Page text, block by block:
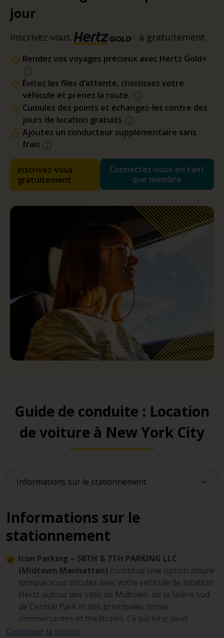
jour
Inscrivez-vous à gratuitement
Rendez vos voyages précieux avec Hertz Gold+
Évitez les files d’attente, choisissez votre
véhicule et prenez la route.
Cumulez des points et échangez-les contre des
jours de location gratuits
Ajoutez un conducteur supplémentaire sans
frais
Inscrivez-vous
gratuitement
Connectez-vous en tant
que membre
Guide de conduite : Location
de voiture à New York City
Informations sur le
stationnement
Icon Parking – 58TH & 7TH PARKING LLC
(Midtown Manhattan) constitue une option simple
lorsque vous circulez avec votre véhicule de location
Hertz autour des sites de Midtown, de la lisière sud
de Central Park et des principales zones
commerçantes et théâtrales. Ce parking peut
accueillir jusqu’à 63 véhicules et propose également
Continuer la lecture